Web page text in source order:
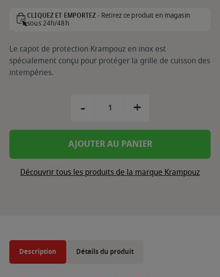
CLIQUEZ ET EMPORTEZ -Retirez ce produit en magasin
sous 24h/48h
Le capot de protection Krampouz en inox est
spécialement conçu pour protéger la grille de cuisson des
intempéries.
- +
AJOUTER AU PANIER
Découvrir tous les produits de la marque Krampouz
Description Détails du produit